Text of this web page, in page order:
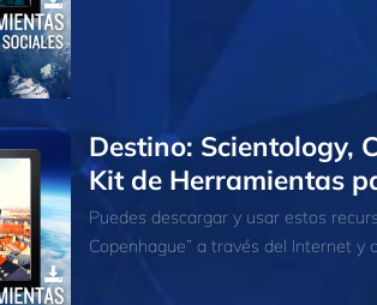
Destino: Scientology,
Kit de Herramientas
Puedes descargar y usar estos
Copenhague” a través del Internet y